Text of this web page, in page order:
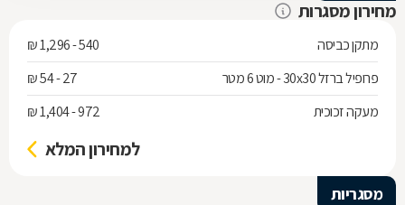
מחירון מסגרות
מתקן כביסה
540 - 1,296 ₪
פרופיל ברזל 30x30 - מוט 6 מטר
27 - 54 ₪
מעקה זכוכית
972 - 1,404 ₪
למחירון המלא
מסגריות